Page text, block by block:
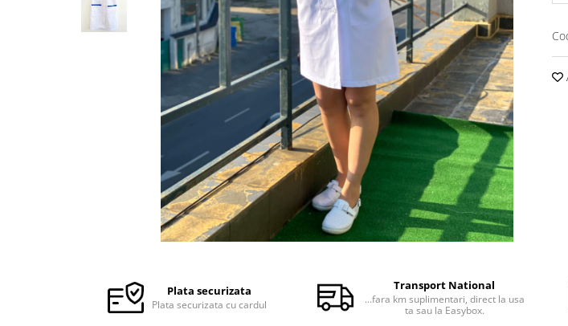
Halate medicale cu nasturi
Halate medicale cu fermoar
Halate medicale polar - unisex
Facebook
Plata securizata
Plata securizata cu cardul
Transport National
...fara km suplimentari, direct la usa
ta sau la Easybox.